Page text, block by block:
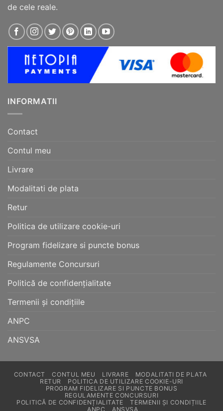
de cele reale.
INFORMATII
Contact
Contul meu
Livrare
Modalitati de plata
Retur
Politica de utilizare cookie-uri
Program fidelizare si puncte bonus
Regulamente Concursuri
Politică de confidențialitate
Termenii și condițiile
ANPC
ANSVSA
CONTACT CONTUL MEU LIVRARE
MODALITATI DE PLATA
RETUR
POLITICA DE UTILIZARE COOKIE-URI
PROGRAM FIDELIZARE SI PUNCTE BONUS
REGULAMENTE CONCURSURI
POLITICĂ DE CONFIDENȚIALITATE
TERMENII ȘI CONDIȚIILE
ANPC
ANSVSA